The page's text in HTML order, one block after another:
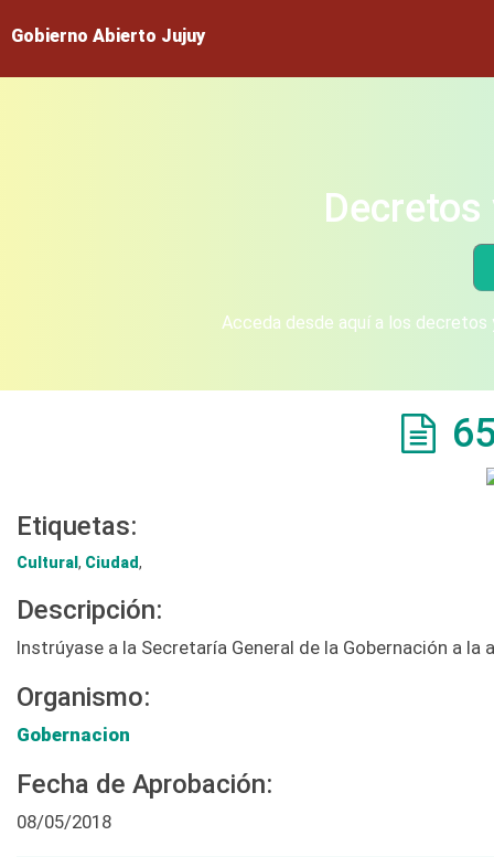
Gobierno Abierto Jujuy
Acceda desde aquí a los
Etiquetas:
Cultural , Ciudad,
Descripción:
Instrúyase a la Secretaría General de la Gobernación a
Organismo:
Gobernacion
Fecha de Aprobación:
08/05/2018